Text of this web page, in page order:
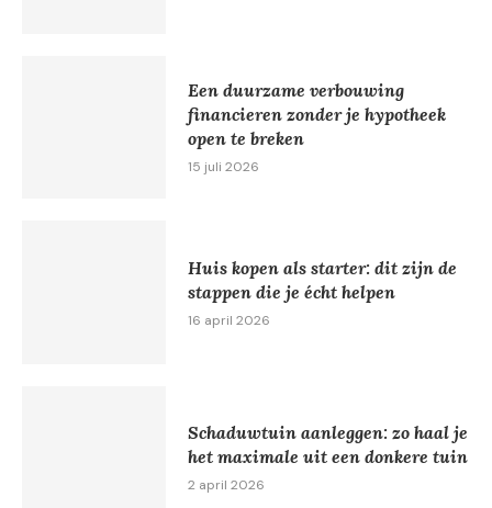
Een duurzame verbouwing
financieren zonder je hypotheek
open te breken
15 juli 2026
Huis kopen als starter: dit zijn de
stappen die je écht helpen
16 april 2026
Schaduwtuin aanleggen: zo haal je
het maximale uit een donkere tuin
2 april 2026